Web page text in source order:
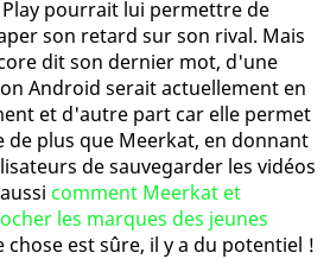
pourrait lui permettre de
son retard sur son rival. Mais
dit son dernier mot, d'une
Android serait actuellement en
et d'autre part car elle permet
de plus que Meerkat, en donnant
de sauvegarder les vidéos
comment Meerkat et
les marques des jeunes
chose est sûre, il y a du potentiel !